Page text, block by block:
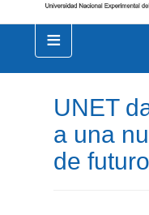
≡
UNET
a una
de